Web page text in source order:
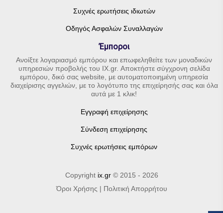
Συχνές ερωτήσεις ιδιωτών
Οδηγός Ασφαλών Συναλλαγών
Έμποροι
Ανοίξτε λογαριασμό εμπόρου και επωφεληθείτε των μοναδικών
υπηρεσιών προβολής του IX.gr. Αποκτήστε σύγχρονη σελίδα
εμπόρου, δικό σας website, με αυτοματοποιημένη υπηρεσία
διαχείρισης αγγελιών, με το λογότυπο της επιχείρησής σας και όλα
αυτά με 1 κλικ!
Εγγραφή επιχείρησης
Σύνδεση επιχείρησης
Συχνές ερωτήσεις εμπόρων
Copyright ix.gr© 2015 - 2026
Όροι Χρήσης | Πολιτική Απορρήτου